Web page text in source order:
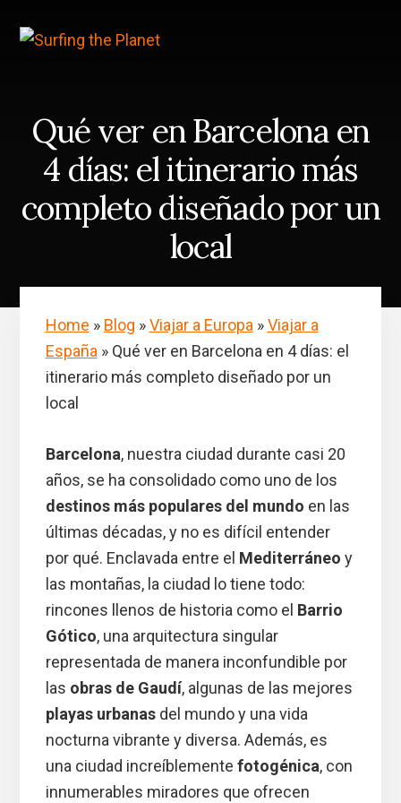
content
Qué ver en Barcelona en
4 días: el itinerario más
completo diseñado por un
local
Home » Blog »Viajar a Europa»Viajar a
España» Qué ver en Barcelona en 4 días: el
itinerario más completo diseñado por un
local
Barcelona, nuestra ciudad durante casi 20
años, se ha consolidado como uno de los
destinos más populares del mundo en las
últimas décadas, y no es difícil entender
por qué. Enclavada entre el Mediterráneo y
las montañas, la ciudad lo tiene todo:
rincones llenos de historia como el Barrio
Gótico, una arquitectura singular
representada de manera inconfundible por
las obras de Gaudí, algunas de las mejores
playas urbanasdel mundo y una vida
nocturna vibrante y diversa. Además, es
una ciudad increíblemente fotogénica, con
innumerables miradores que ofrecen